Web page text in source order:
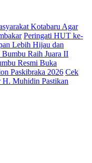
Kotabaru Agar
Peringati HUT ke-
Lebih Hijau dan
Raih Juara II
Resmi Buka
Paskibraka 2026 Cek
Muhidin Pastikan